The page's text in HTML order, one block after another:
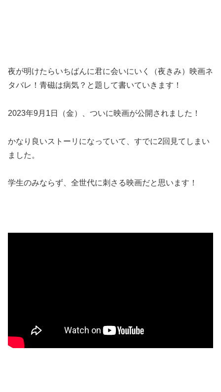
夜が明けたらいちばんに君に会いにいく（夜きみ）映画ネ
タバレ！青磁は病気？と題して書いていきます！
2023年9月1日（金）、ついに映画が公開されました！
かなり良いストーリになっていて、すでに2回見てしまい
ました。
学生のみならず、全世代に刺さる映画だと思います！